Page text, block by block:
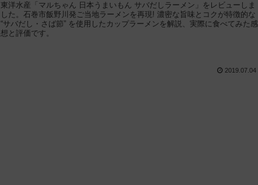
東洋水産「マルちゃん 日本うまいもん サバだしラーメン」をレビューしま
した。石巻市飯野川発ご当地ラーメンを再現! 濃密な旨味とコクが特徴的な
“サバだし・さば節” を使用したカップラーメンを解説、実際に食べてみた感
想と評価です。
2019.07.04